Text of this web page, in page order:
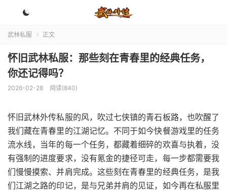

武林私服  正文
怀旧武林私服：那些刻在青春里的经典任务，
你还记得吗？
2026-02-28 阅读(840)
怀旧武林外传私服的风，吹过七侠镇的青石板路，也吹醒了
我们藏在青春里的江湖记忆。不同于如今快餐游戏里的任务
流水线，当年的每一个任务，都藏着细碎的欢喜与执着，没
有强制的进度要求，没有氪金的捷径可走，每一步都需要我
们慢慢摸索、并肩完成。这些刻在青春里的经典任务，是我
们江湖之路的印记，是与兄弟并肩的见证，如今再在私服里